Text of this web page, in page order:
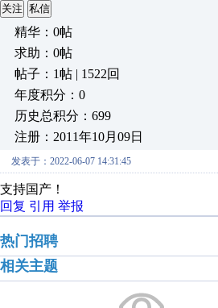
关注 私信
精华：0帖
求助：0帖
帖子：1帖 | 1522回
年度积分：0
历史总积分：699
注册：2011年10月09日
发表于：2022-06-07 14:31:45
支持国产！
回复 引用 举报
热门招聘
相关主题